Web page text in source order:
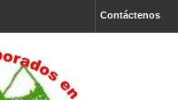
Contáctenos